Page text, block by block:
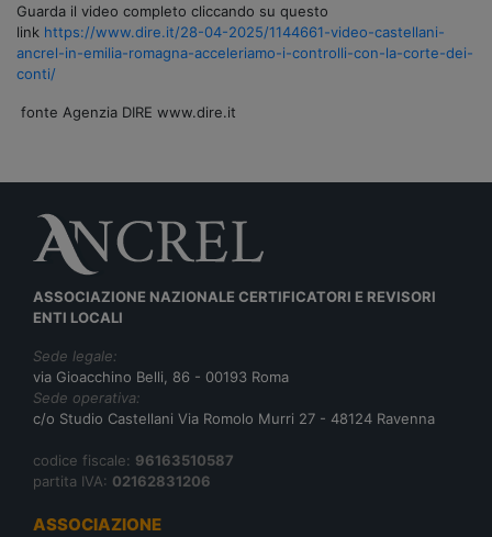
Guarda il video completo cliccando su questo
link https://www.dire.it/28-04-2025/1144661-video-castellani-
ancrel-in-emilia-romagna-acceleriamo-i-controlli-con-la-corte-dei-
conti/
fonte Agenzia DIRE www.dire.it
ASSOCIAZIONE NAZIONALE CERTIFICATORI E REVISORI
ENTI LOCALI
Sede legale:
via Gioacchino Belli, 86 - 00193 Roma
Sede operativa:
c/o Studio Castellani Via Romolo Murri 27 - 48124 Ravenna
codice fiscale: 96163510587
partita IVA: 02162831206
ASSOCIAZIONE